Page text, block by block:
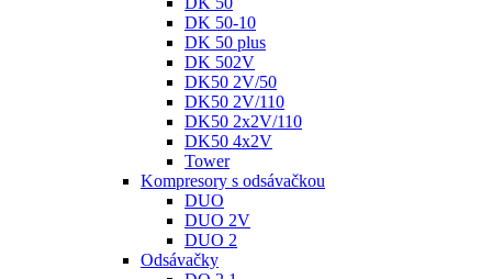
DK 50-10
DK 50 plus
DK 502V
DK50 2V/50
DK50 2V/110
DK50 2x2V/110
DK50 4x2V
Tower
Kompresory s odsávačkou
DUO
DUO 2V
DUO 2
Odsávačky